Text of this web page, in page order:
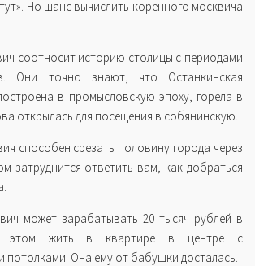
Но шанс вычислить коренного москвича
соотносит историю столицы с периодами
Они точно знают, что Останкинская
в промысловскую эпоху, горела в
открылась для посещения в собянинскую.
способен срезать половину города через
затруднится ответить вам, как добраться
может зарабатывать 20 тысяч рублей в
этом жить в квартире в центре с
потолками. Она ему от бабушки досталась.